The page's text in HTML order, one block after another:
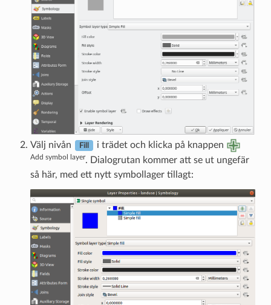
Välj nivån Fill i trädet och klicka på knappen
Add symbol layer. Dialogrutan kommer att se ut ungefär
så här, med ett nytt symbollager tillagt: